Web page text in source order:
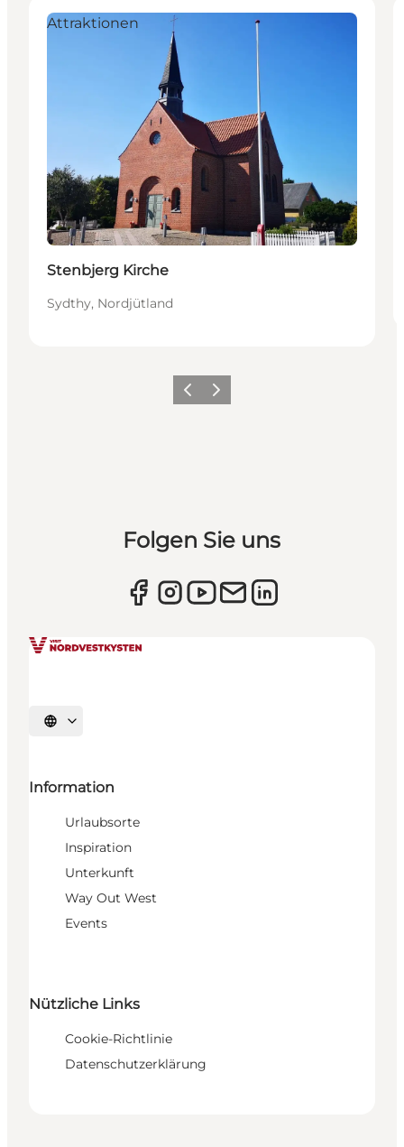
Attraktionen
Stenbjerg Kirche
Sydthy, Nordjütland
ZurückWeiter
Folgen Sie uns
Sprache auswählen
Information
Urlaubsorte
Inspiration
Unterkunft
Way Out West
Events
Nützliche Links
Cookie-Richtlinie
Datenschutzerklärung